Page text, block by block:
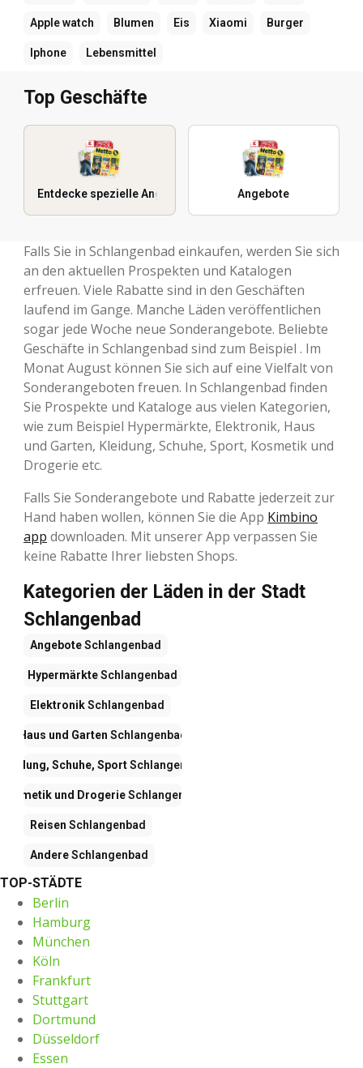
Apple watch Blumen Eis Xiaomi Burger
Iphone Lebensmittel
Top Geschäfte
Entdecke spezielle Angebote Angebote
Falls Sie in Schlangenbad einkaufen, werden Sie sich
an den aktuellen Prospekten und Katalogen
erfreuen. Viele Rabatte sind in den Geschäften
laufend im Gange. Manche Läden veröffentlichen
sogar jede Woche neue Sonderangebote. Beliebte
Geschäfte in Schlangenbad sind zum Beispiel . Im
Monat August können Sie sich auf eine Vielfalt von
Sonderangeboten freuen. In Schlangenbad finden
Sie Prospekte und Kataloge aus vielen Kategorien,
wie zum Beispiel Hypermärkte, Elektronik, Haus
und Garten, Kleidung, Schuhe, Sport, Kosmetik und
Drogerie etc.
Falls Sie Sonderangebote und Rabatte jederzeit zur
Hand haben wollen, können Sie die App Kimbino
app downloaden. Mit unserer App verpassen Sie
keine Rabatte Ihrer liebsten Shops.
Kategorien der Läden in der Stadt
Schlangenbad
AngeboteSchlangenbad
HypermärkteSchlangenbad
ElektronikSchlangenbad
Haus und Garten Schlangenbad
Schuhe, SportSchlangenbad
Kosmetik und DrogerieSchlangenbad
Reisen Schlangenbad
AndereSchlangenbad
TOP-STÄDTE
Berlin
Hamburg
München
Köln
Frankfurt
Stuttgart
Dortmund
Düsseldorf
Essen